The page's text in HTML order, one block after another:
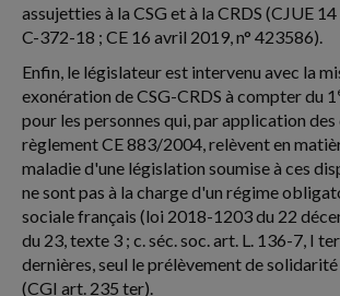
assujetties à la CSG et à la CRDS (CJUE
C-372-18 ; CE 16 avril 2019, n° 423586).
Enfin, le législateur est intervenu avec la
exonération de CSG-CRDS à compter du 1
pour les personnes qui, par application
règlement CE 883/2004, relèvent en
maladie d'une législation soumise à ces
ne sont pas à la charge d'un régime
sociale français (loi 2018-1203 du 22
du 23, texte 3 ; c. séc. soc. art. L. 136-7, I
dernières, seul le prélèvement de solidarité
(CGI art. 235 ter).